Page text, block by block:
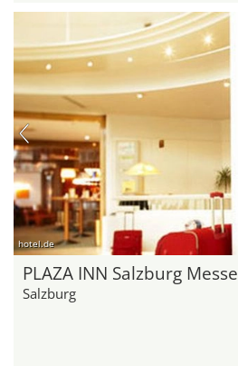
hotel.de
PLAZA INN Salzburg Messe
Salzburg